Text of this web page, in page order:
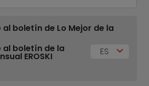
boletín de Lo Mejor de la
al boletín de la
EROSKI ES